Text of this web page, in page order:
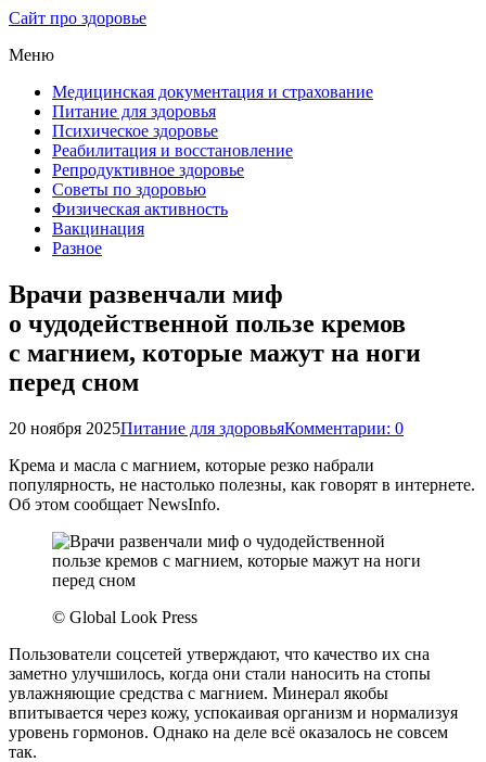
Сайт про здоровье
Меню
Медицинская документация и страхование
Питание для здоровья
Психическое здоровье
Реабилитация и восстановление
Репродуктивное здоровье
Советы по здоровью
Физическая активность
Вакцинация
Разное
Врачи развенчали миф
о чудодейственной пользе кремов
с магнием, которые мажут на ноги
перед сном
20 ноября 2025Питание для здоровьяКомментарии: 0
Крема и масла с магнием, которые резко набрали
популярность, не настолько полезны, как говорят в интернете.
Об этом сообщает NewsInfo.
© Global Look Press
Пользователи соцсетей утверждают, что качество их сна
заметно улучшилось, когда они стали наносить на стопы
увлажняющие средства с магнием. Минерал якобы
впитывается через кожу, успокаивая организм и нормализуя
уровень гормонов. Однако на деле всё оказалось не совсем
так.